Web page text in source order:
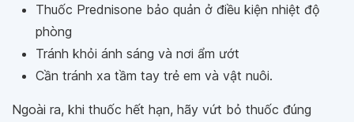
Thuốc Prednisone bảo quản ở điều kiện nhiệt độ
phòng
Tránh khỏi ánh sáng và nơi ẩm ướt
Cần tránh xa tầm tay trẻ em và vật nuôi.
Ngoài ra, khi thuốc hết hạn, hãy vứt bỏ thuốc đúng